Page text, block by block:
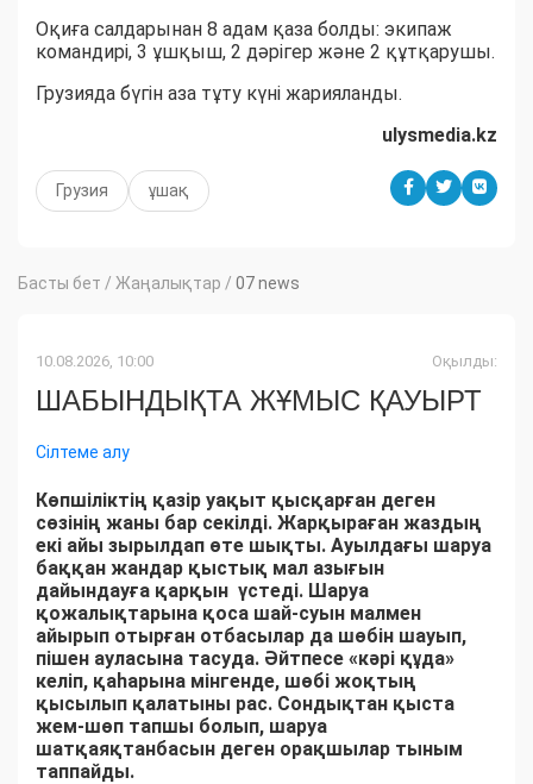
Оқиға салдарынан 8 адам қаза болды: экипаж
командирі, 3 ұшқыш, 2 дәрігер және 2 құтқарушы.
Грузияда бүгін аза тұту күні жарияланды.
ulysmedia.kz
Грузия ұшақ
Басты бет / Жаңалықтар / 07 news
10.08.2026, 10:00 Оқылды:
ШАБЫНДЫҚТА ЖҰМЫС ҚАУЫРТ
Сілтеме алу
Көпшіліктің қазір уақыт қысқарған деген
сөзінің жаны бар секілді. Жарқыраған жаздың
екі айы зырылдап өте шықты. Ауылдағы шаруа
баққан жандар қыстық мал азығын
дайындауға қарқын үстеді. Шаруа
қожалықтарына қоса шай-суын малмен
айырып отырған отбасылар да шөбін шауып,
пішен ауласына тасуда. Әйтпесе «кәрі құда»
келіп, қаһарына мінгенде, шөбі жоқтың
қысылып қалатыны рас. Сондықтан қыста
жем-шөп тапшы болып, шаруа
шатқаяқтанбасын деген орақшылар тыным
таппайды.